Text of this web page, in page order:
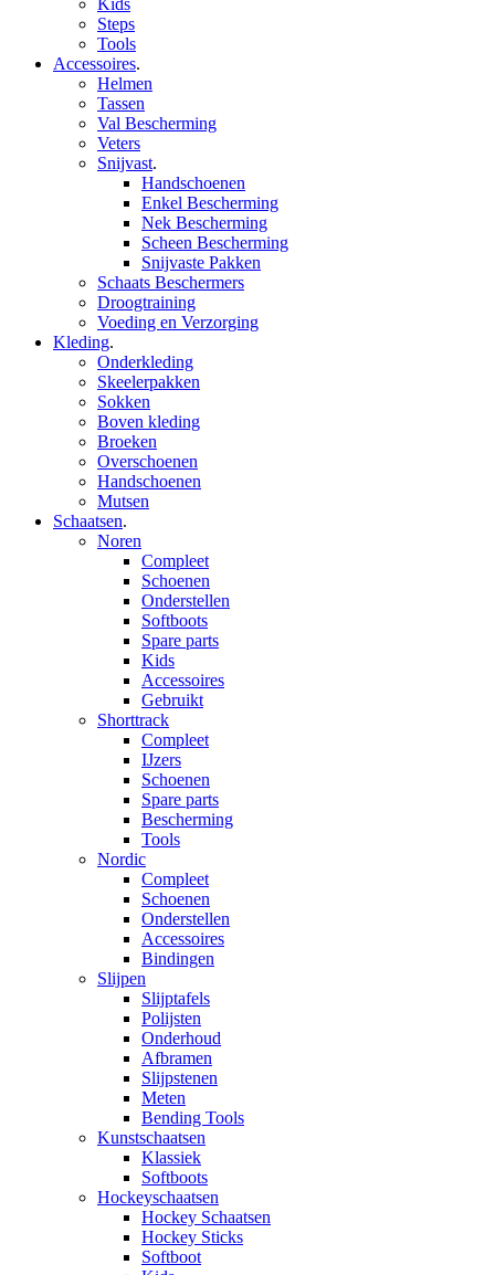
Steps
Tools
Accessoires.
Helmen
Tassen
Val Bescherming
Veters
Snijvast.
Handschoenen
Enkel Bescherming
Nek Bescherming
Scheen Bescherming
Snijvaste Pakken
Schaats Beschermers
Droogtraining
Voeding en Verzorging
Kleding.
Onderkleding
Skeelerpakken
Sokken
Boven kleding
Broeken
Overschoenen
Handschoenen
Mutsen
Schaatsen.
Noren
Compleet
Schoenen
Onderstellen
Softboots
Spare parts
Kids
Accessoires
Gebruikt
Shorttrack
Compleet
IJzers
Schoenen
Spare parts
Bescherming
Tools
Nordic
Compleet
Schoenen
Onderstellen
Accessoires
Bindingen
Slijpen
Slijptafels
Polijsten
Onderhoud
Afbramen
Slijpstenen
Meten
Bending Tools
Kunstschaatsen
Klassiek
Softboots
Hockeyschaatsen
Hockey Schaatsen
Hockey Sticks
Softboot